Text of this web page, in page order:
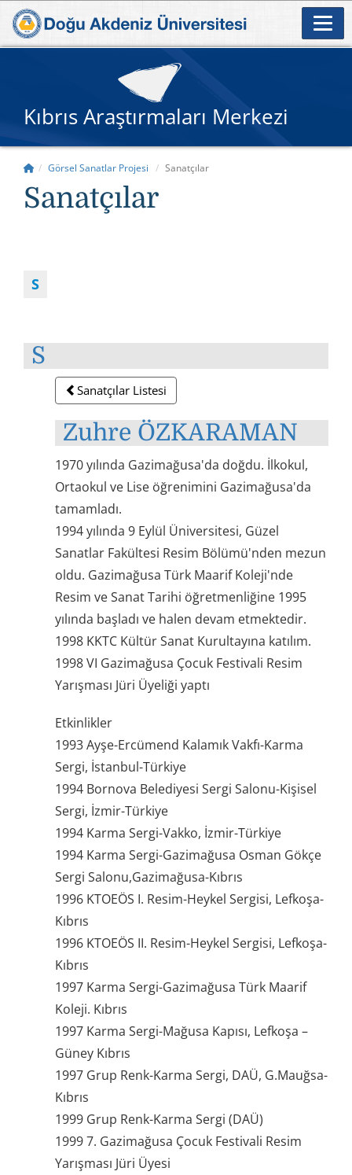
Kıbrıs Araştırmaları Merkezi
Görsel Sanatlar Projesi Sanatçılar
Sanatçılar
S
S
Sanatçılar Listesi
Zuhre ÖZKARAMAN
1970 yılında Gazimağusa'da doğdu. İlkokul,
Ortaokul ve Lise öğrenimini Gazimağusa'da
tamamladı.
1994 yılında 9 Eylül Üniversitesi, Güzel
Sanatlar Fakültesi Resim Bölümü'nden mezun
oldu. Gazimağusa Türk Maarif Koleji'nde
Resim ve Sanat Tarihi öğretmenliğine 1995
yılında başladı ve halen devam etmektedir.
1998 KKTC Kültür Sanat Kurultayına katılım.
1998 VI Gazimağusa Çocuk Festivali Resim
Yarışması Jüri Üyeliği yaptı
Etkinlikler
1993 Ayşe-Ercümend Kalamık Vakfı-Karma
Sergi, İstanbul-Türkiye
1994 Bornova Belediyesi Sergi Salonu-Kişisel
Sergi, İzmir-Türkiye
1994 Karma Sergi-Vakko, İzmir-Türkiye
1994 Karma Sergi-Gazimağusa Osman Gökçe
Sergi Salonu,Gazimağusa-Kıbrıs
1996 KTOEÖS I. Resim-Heykel Sergisi, Lefkoşa-
Kıbrıs
1996 KTOEÖS II. Resim-Heykel Sergisi, Lefkoşa-
Kıbrıs
1997 Karma Sergi-Gazimağusa Türk Maarif
Koleji. Kıbrıs
1997 Karma Sergi-Mağusa Kapısı, Lefkoşa –
Güney Kıbrıs
1997 Grup Renk-Karma Sergi, DAÜ, G.Mauğsa-
Kıbrıs
1999 Grup Renk-Karma Sergi (DAÜ)
1999 7. Gazimağusa Çocuk Festivali Resim
Yarışması Jüri Üyesi